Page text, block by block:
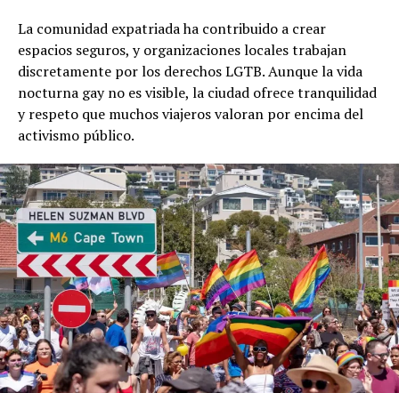
La comunidad expatriada ha contribuido a crear
espacios seguros, y organizaciones locales trabajan
discretamente por los derechos LGTB. Aunque la vida
nocturna gay no es visible, la ciudad ofrece tranquilidad
y respeto que muchos viajeros valoran por encima del
activismo público.